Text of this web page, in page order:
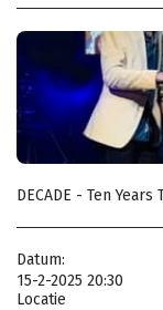
DECADE - Ten
Datum:
15-2-2025 20:30
Locatie